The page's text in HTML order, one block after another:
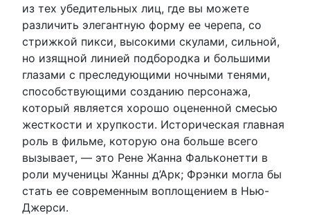
из тех убедительных лиц, где вы можете
различить элегантную форму ее черепа, со
стрижкой пикси, высокими скулами, сильной,
но изящной линией подбородка и большими
глазами с преследующими ночными тенями,
способствующими созданию персонажа,
который является хорошо оцененной смесью
жесткости и хрупкости. Историческая главная
роль в фильме, которую она больше всего
вызывает, — это Рене Жанна Фальконетти в
роли мученицы Жанны д’Арк; Фрэнки могла бы
стать ее современным воплощением в Нью-
Джерси.